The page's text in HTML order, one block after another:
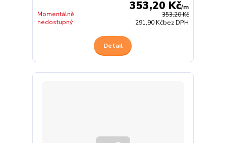
353,20 Kč
353,20 Kč/m
291,90 Kčbez DPH
Momentálně
nedostupný
Detail